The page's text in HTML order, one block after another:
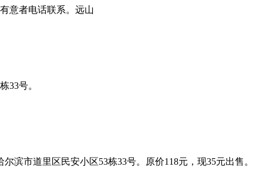
意者电话联系。远山
33号。
市道里区民安小区53栋33号。原价118元，现35元出售。